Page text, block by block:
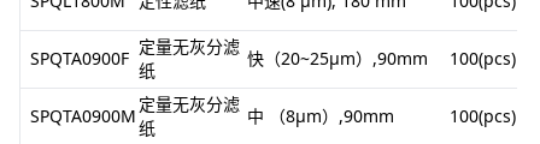
SPQTA0900F
定量无灰分滤
纸
快（20~25μm）,90mm 100(pcs)
SPQTA0900M
定量无灰分滤
纸
中 （8μm）,90mm 100(pcs)